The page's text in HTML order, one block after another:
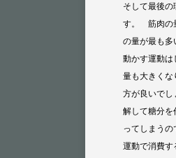
そして最後
す。 筋肉の
の量が最も
動かす運動
量も大きく
方が良いで
解して糖分
ってしまう
運動で消費